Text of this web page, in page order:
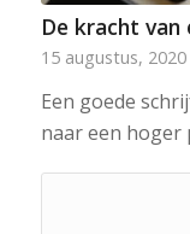
De kracht
15 augustus, 2020
Een goede
naar een hoger